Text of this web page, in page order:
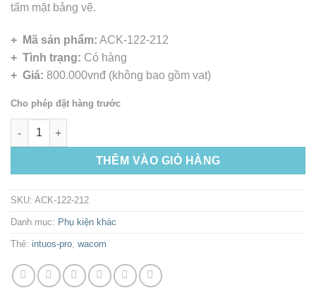
tấm mặt bảng vẽ.
+ Mã sản phẩm: ACK-122-212
+ Tình trạng: Có hàng
+ Giá: 800.000vnđ (không bao gồm vat)
Cho phép đặt hàng trước
Mặt vẽ tiêu chuẩn cho Intuos Pro số lượng
THÊM VÀO GIỎ HÀNG
SKU: ACK-122-212
Danh mục: Phụ kiện khác
Thẻ: intuos-pro, wacom